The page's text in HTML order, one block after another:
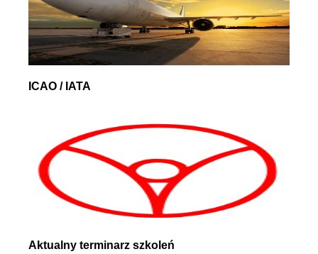
ICAO / IATA
Aktualny terminarz szkoleń